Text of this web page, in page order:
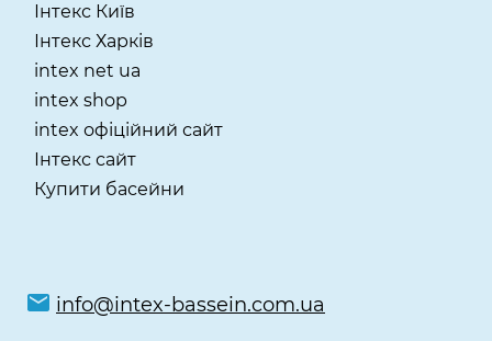
Інтекс Київ
​Інтекс Харків
intex net ua
intex shop
intex офіційний сайт
Інтекс сайт
Купити басейни
info@intex-bassein.com.ua